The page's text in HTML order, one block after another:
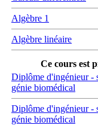
Algèbre 1
Algèbre linéaire
Ce cours est
Diplôme d'ingénieur -
génie biomédical
Diplôme d'ingénieur -
génie biomédical